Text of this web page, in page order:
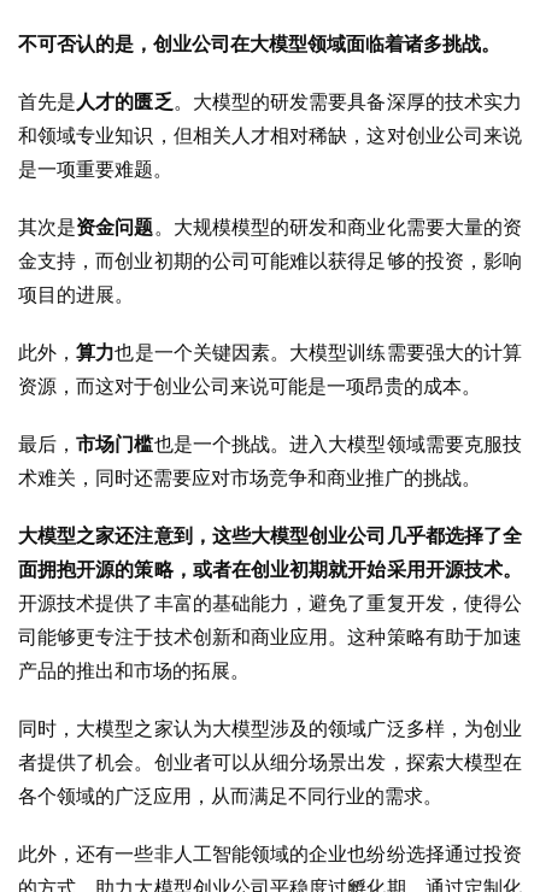
不可否认的是，创业公司在大模型领域面临着诸多挑战。
首先是人才的匮乏。大模型的研发需要具备深厚的技术实力
和领域专业知识，但相关人才相对稀缺，这对创业公司来说
是一项重要难题。
其次是资金问题。大规模模型的研发和商业化需要大量的资
金支持，而创业初期的公司可能难以获得足够的投资，影响
项目的进展。
此外，算力也是一个关键因素。大模型训练需要强大的计算
资源，而这对于创业公司来说可能是一项昂贵的成本。
最后，市场门槛也是一个挑战。进入大模型领域需要克服技
术难关，同时还需要应对市场竞争和商业推广的挑战。
大模型之家还注意到，这些大模型创业公司几乎都选择了全
面拥抱开源的策略，或者在创业初期就开始采用开源技术。
开源技术提供了丰富的基础能力，避免了重复开发，使得公
司能够更专注于技术创新和商业应用。这种策略有助于加速
产品的推出和市场的拓展。
同时，大模型之家认为大模型涉及的领域广泛多样，为创业
者提供了机会。创业者可以从细分场景出发，探索大模型在
各个领域的广泛应用，从而满足不同行业的需求。
此外，还有一些非人工智能领域的企业也纷纷选择通过投资